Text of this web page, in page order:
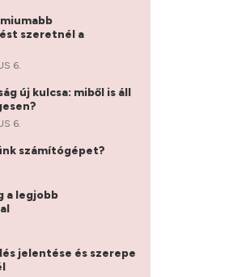
szeretnél a
6.
új kulcsa: miből is áll
6.
számítógépet?
a legjobb
jelentése és szerepe